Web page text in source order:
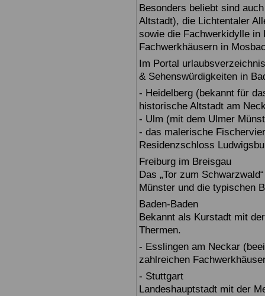
Besonders beliebt sind
Altstadt), die Lichtentaler
sowie die Fachwerkidylle in
Fachwerkhäusern in
Im Portal
& Sehenswürdigkeiten in
- Heidelberg (bekannt für
historische Altstadt am
- Ulm (mit dem Ulmer
- das malerische
Residenzschloss
Freiburg im Breisgau
Das „Tor zum
Münster und die typischen
Baden-Baden
Bekannt als Kurstadt mit
Thermen.
- Esslingen am Neckar
zahlreichen
- Stuttgart
Landeshauptstadt mit der